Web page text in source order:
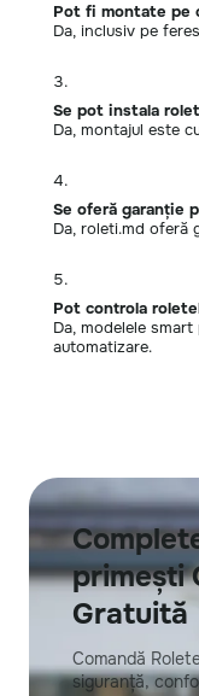
Pot fi montate pe
Da, inclusiv pe
Se pot instala
Da, montajul este
Se oferă garanție
Da, roleti.md oferă
Pot controla
Da, modelele
automatizare.
primești
Gratuită
Comandă
siguranță,